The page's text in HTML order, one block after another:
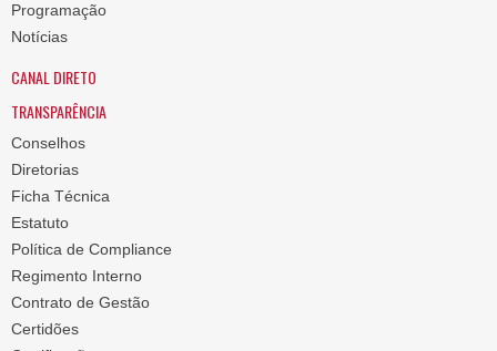
Programação
Notícias
CANAL DIRETO
TRANSPARÊNCIA
Conselhos
Diretorias
Ficha Técnica
Estatuto
Política de Compliance
Regimento Interno
Contrato de Gestão
Certidões